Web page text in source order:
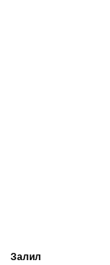
Залил